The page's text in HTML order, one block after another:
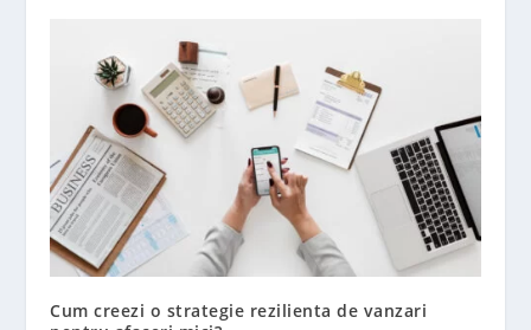
Cum creezi o strategie rezilienta de vanzari